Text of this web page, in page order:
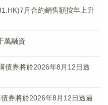
月合約銷售額按年上升
萬融資
債券將於2026年8月12日透
券將於2026年8月12日透過